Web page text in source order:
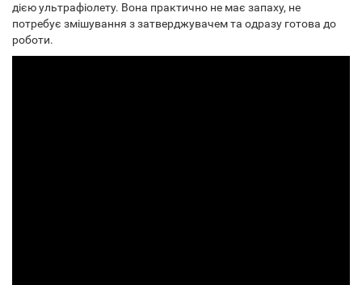
дією ультрафіолету. Вона практично не має запаху, не
потребує змішування з затверджувачем та одразу готова до
роботи.